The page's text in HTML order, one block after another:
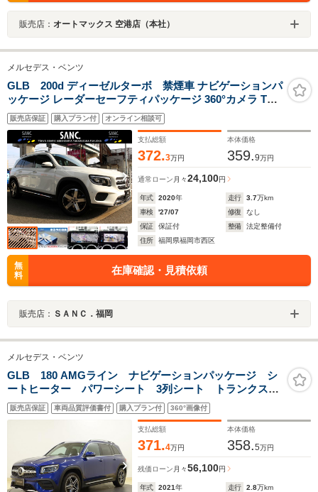
販売店： オートマックス 空港店（本社）
メルセデス・ベンツ
GLB 200d ディーゼルターボ 禁煙車 ナビゲーションパ
ッケージ レーダーセーフティパッケージ 360°カメラ TV
自動開閉テールゲート ACC BSM デジタルルームミラ
ー 前後ドライブレコーダー キーレスゴー LEDヘッドライ
ト ETC2.0
販売店保証 購入プラン付 オンライン相談可
支払総額
372.3万円
本体価格
359.9万円
通常ローン 月々24,100円
年式 2020年 走行 3.7万km
車検
'27/07 修復
なし
保証
保証付 整備
法定整備付
住所
福岡県福岡市西区
無
料
在庫確認・見積依頼
販売店： ＳＡＮＣ．福岡
メルセデス・ベンツ
GLB 180 AMGライン ナビゲーションパッケージ シ
ートヒーター パワーシート 3列シート トランクスル
ー フロアマット コネクテッド機能 ナビ 音楽プレ
ーヤー接続 Bluetooth接続 TV ETC LEDヘッドライ
販売店保証 車両品質評価書付 購入プラン付 360°画像付
支払総額
371.4万円
本体価格
358.5万円
残価ローン 月々56,100円
年式 2021年 走行 2.8万km